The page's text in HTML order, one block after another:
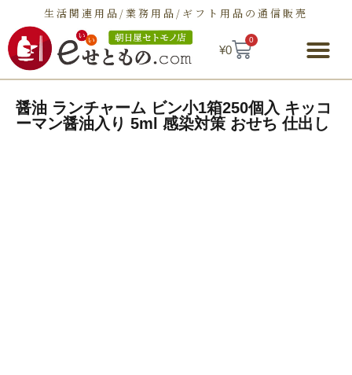
生活関連用品/業務用品/ギフト用品の通信販売
¥0
0
醤油 ランチャーム ビン小1箱250個入 キッコ
ーマン醤油入り 5ml 感染対策 おせち 仕出し